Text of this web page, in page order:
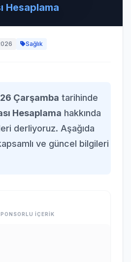
Hesaplama
Sağlık
Çarşamba tarihinde
Hesaplama hakkında
derliyoruz. Aşağıda
ve güncel bilgileri
İÇERİK